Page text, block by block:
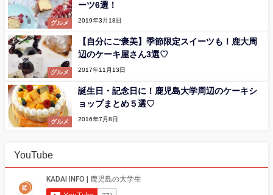
グルメ
ーツ6選！
2019年3月18日
グルメ
【自分にご褒美】季節限定スイーツも！鹿大周
辺のケーキ屋さん3選♡
2017年11月13日
グルメ
誕生日・記念日に！鹿児島大学周辺のケーキシ
ョップまとめ５選♡
2016年7月8日
YouTube